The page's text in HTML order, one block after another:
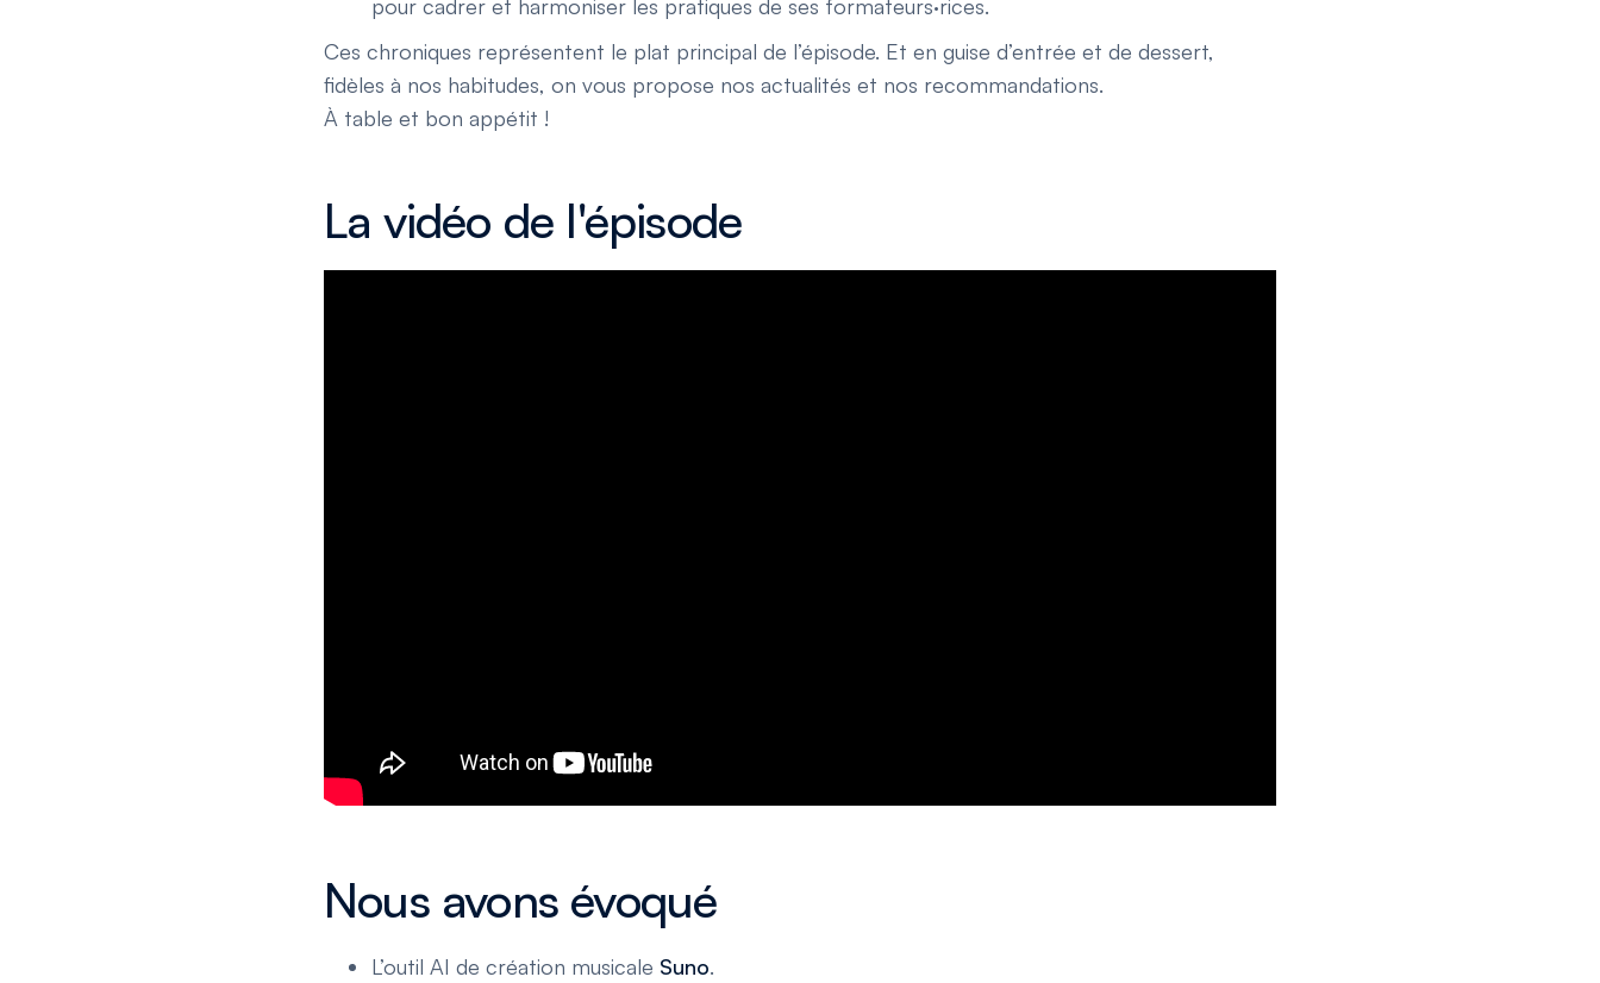
pour cadrer et harmoniser les pratiques de ses formateurs·rices.
Ces chroniques représentent le plat principal de l’épisode. Et en guise d’entrée et de dessert,
fidèles à nos habitudes, on vous propose nos actualités et nos recommandations.
À table et bon appétit !
La vidéo de l'épisode
Nous avons évoqué
L’outil AI de création musicale Suno.